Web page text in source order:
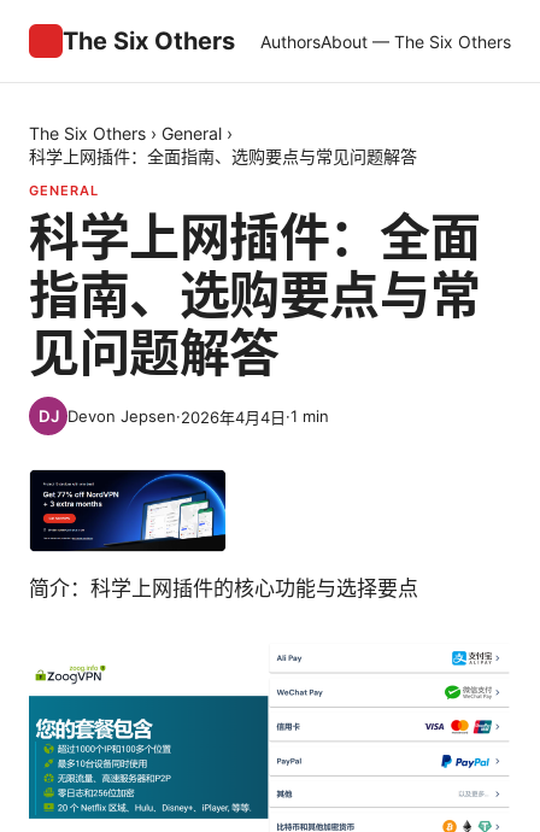
The Six Others AuthorsAbout — The Six Others
The Six Others › General ›
科学上网插件：全面指南、选购要点与常见问题解答
GENERAL
科学上网插件：全面
指南、选购要点与常
见问题解答
Devon Jepsen·2026年4月4日·1 min
简介：科学上网插件的核心功能与选择要点